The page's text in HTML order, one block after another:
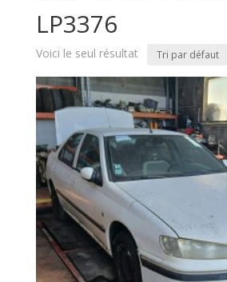
LP3376
Voici le seul résultat